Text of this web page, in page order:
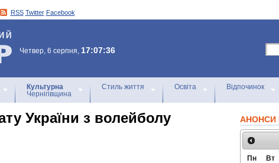
RSS Twitter Facebook
Четвер, 6 серпня, 17:07:36
Культурна
Чернігівщина
Стиль життя Освіта Відпочинок
України з волейболу
АНОНСИ
Пн Вт